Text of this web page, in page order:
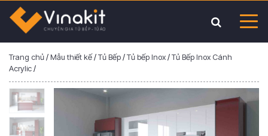
Trang chủ/Mẫu thiết kế/Tủ Bếp/Tủ bếp Inox/Tủ Bếp Inox Cánh
Acrylic/